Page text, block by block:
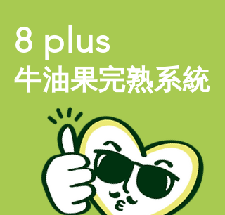
8 plus
牛油果完熟系統